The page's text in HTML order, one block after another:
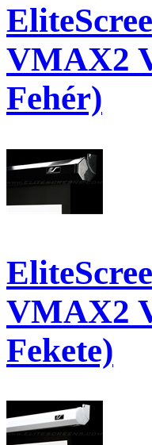
VMAX2
Fehér)
VMAX2
Fekete)